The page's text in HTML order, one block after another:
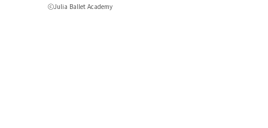
ⓒJulia Ballet Academy